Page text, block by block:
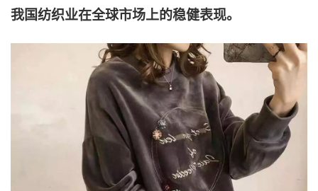
我国纺织业在全球市场上的稳健表现。